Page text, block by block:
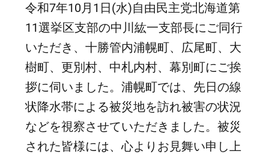
令和7年10月1日(水)自由民主党北海道第
11選挙区支部の中川紘一支部長にご同行
いただき、十勝管内浦幌町、広尾町、大
樹町、更別村、中札内村、幕別町にご挨
拶に伺いました。浦幌町では、先日の線
状降水帯による被災地を訪れ被害の状況
などを視察させていただきました。被災
された皆様には、心よりお見舞い申し上